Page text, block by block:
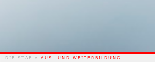
DIE STAF » AUS- UND WEITERBILDUNG